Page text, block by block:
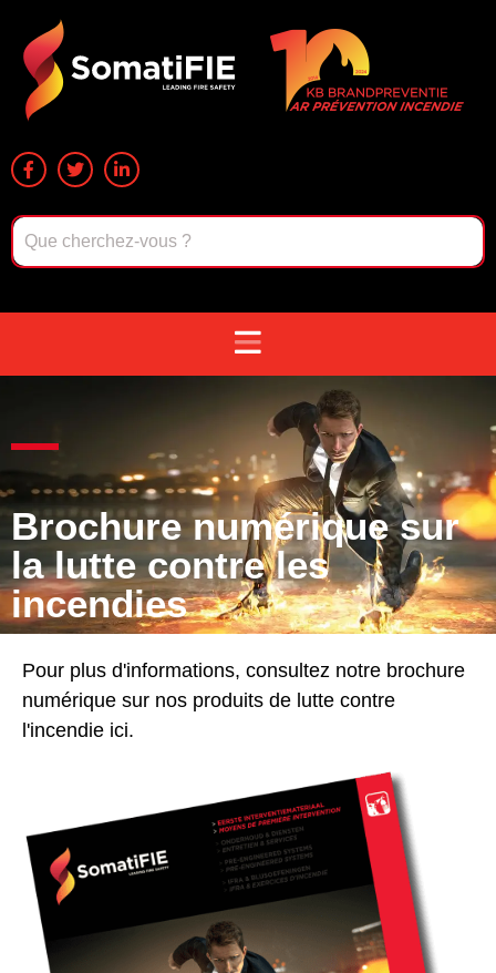
Brochure numérique sur
la lutte contre les
incendies
Pour plus d'informations, consultez notre brochure
numérique sur nos produits de lutte contre
l'incendie ici.